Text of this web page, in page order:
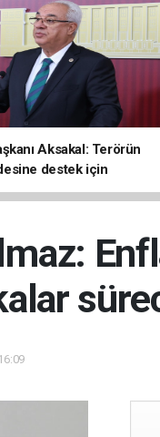
Aksakal: Terörün
destek için